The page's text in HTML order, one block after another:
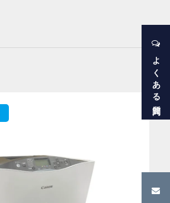
よくある質問